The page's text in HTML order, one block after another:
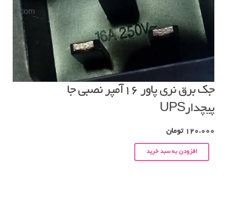
جک برق نری پاور ۱۶آمپر نصبی جا
پیچدارUPS
120.000 تومان
افزودن به سبد خرید